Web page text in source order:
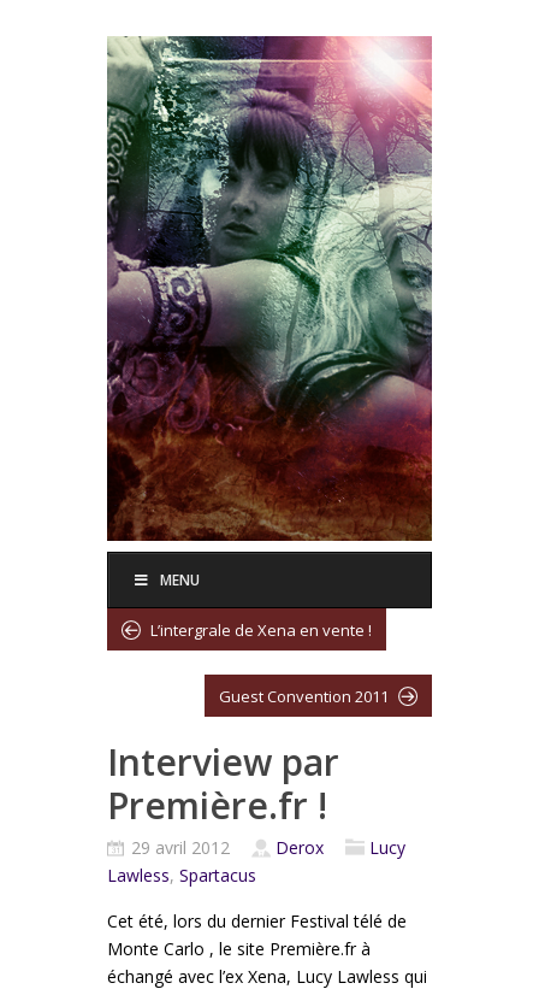
MENU
L’intergrale de Xena en vente !
Guest Convention 2011
Interview par
Première.fr !
29 avril 2012 Derox
Lucy
Lawless, Spartacus
Cet été, lors du dernier Festival télé de
Monte Carlo , le site Première.fr à
échangé avec l’ex Xena, Lucy Lawless qui